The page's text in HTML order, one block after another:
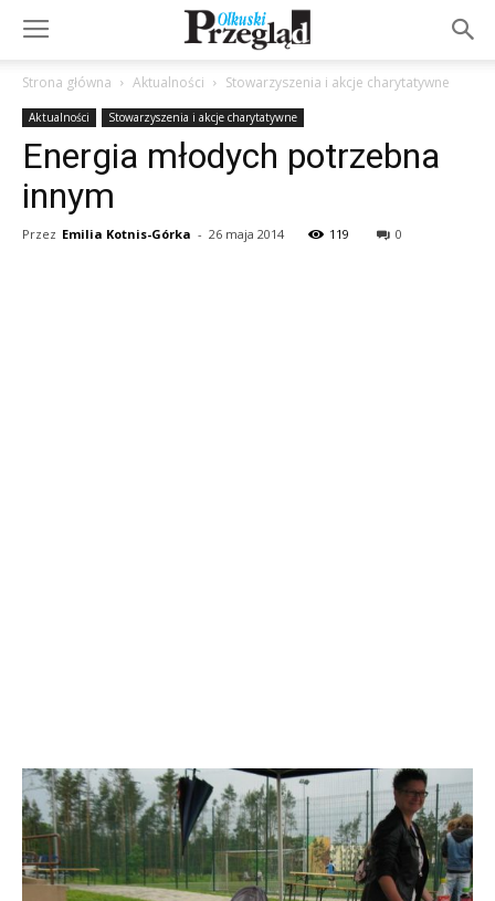
Strona główna Aktualności Stowarzyszenia i akcje charytatywne
Aktualności Stowarzyszenia i akcje charytatywne
Energia młodych potrzebna
innym
Przez Emilia Kotnis-Górka - 26 maja 2014 119 0